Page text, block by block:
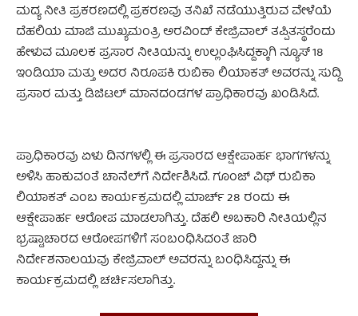
ಮದ್ಯ ನೀತಿ ಪ್ರಕರಣದಲ್ಲಿ ಪ್ರಕರಣವು ತನಿಖೆ ನಡೆಯುತ್ತಿರುವ ವೇಳೆಯೆ
ದೆಹಲಿಯ ಮಾಜಿ ಮುಖ್ಯಮಂತ್ರಿ ಅರವಿಂದ್ ಕೇಜ್ರಿವಾಲ್ ತಪ್ಪಿತಸ್ಥರೆಂದು
ಹೇಳುವ ಮೂಲಕ ಪ್ರಸಾರ ನೀತಿಯನ್ನು ಉಲ್ಲಂಘಿಸಿದ್ದಕ್ಕಾಗಿ ನ್ಯೂಸ್ 18
ಇಂಡಿಯಾ ಮತ್ತು ಅದರ ನಿರೂಪಕಿ ರುಬಿಕಾ ಲಿಯಾಕತ್ ಅವರನ್ನು ಸುದ್ದಿ
ಪ್ರಸಾರ ಮತ್ತು ಡಿಜಿಟಲ್ ಮಾನದಂಡಗಳ ಪ್ರಾಧಿಕಾರವು ಖಂಡಿಸಿದೆ.
ಪ್ರಾಧಿಕಾರವು ಏಳು ದಿನಗಳಲ್ಲಿ ಈ ಪ್ರಸಾರದ ಆಕ್ಷೇಪಾರ್ಹ ಭಾಗಗಳನ್ನು
ಅಳಿಸಿ ಹಾಕುವಂತೆ ಚಾನೆಲ್‌ಗೆ ನಿರ್ದೇಶಿಸಿದೆ. ಗೂಂಜ್ ವಿಥ್ ರುಬಿಕಾ
ಲಿಯಾಕತ್ ಎಂಬ ಕಾರ್ಯಕ್ರಮದಲ್ಲಿ ಮಾರ್ಚ್ 28 ರಂದು ಈ
ಆಕ್ಷೇಪಾರ್ಹ ಆರೋಪ ಮಾಡಲಾಗಿತ್ತು. ದೆಹಲಿ ಅಬಕಾರಿ ನೀತಿಯಲ್ಲಿನ
ಭ್ರಷ್ಟಾಚಾರದ ಆರೋಪಗಳಿಗೆ ಸಂಬಂಧಿಸಿದಂತೆ ಜಾರಿ
ನಿರ್ದೇಶನಾಲಯವು ಕೇಜ್ರಿವಾಲ್ ಅವರನ್ನು ಬಂಧಿಸಿದ್ದನ್ನು ಈ
ಕಾರ್ಯಕ್ರಮದಲ್ಲಿ ಚರ್ಚಿಸಲಾಗಿತ್ತು.